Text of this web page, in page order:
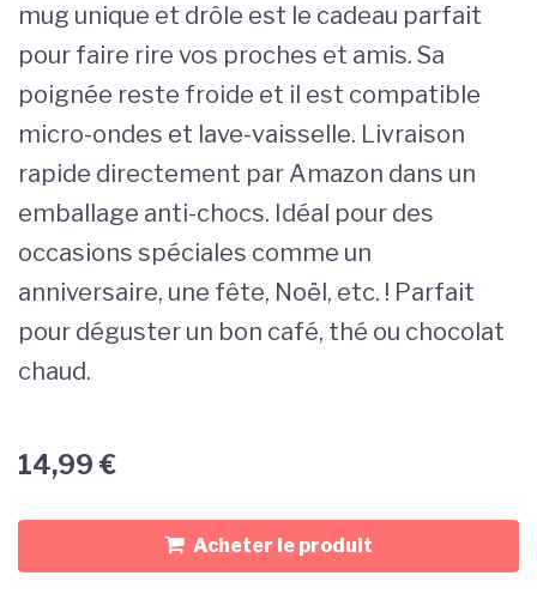
mug unique et drôle est le cadeau parfait
pour faire rire vos proches et amis. Sa
poignée reste froide et il est compatible
micro-ondes et lave-vaisselle. Livraison
rapide directement par Amazon dans un
emballage anti-chocs. Idéal pour des
occasions spéciales comme un
anniversaire, une fête, Noël, etc. ! Parfait
pour déguster un bon café, thé ou chocolat
chaud.
14,99 €
Acheter le produit